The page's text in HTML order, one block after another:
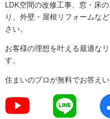
LDK空間の改修工事、窓・床
り、外壁・屋根リフォームな
さい。
お客様の理想を叶える最適な
す。
住まいのプロが無料でお答えい